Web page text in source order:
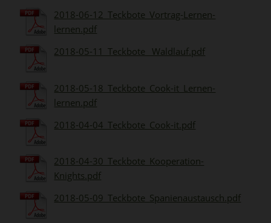
2018-06-12_Teckbote_Vortrag-Lernen-
lernen.pdf
2018-05-11_Teckbote _Waldlauf.pdf
2018-05-18_Teckbote_Cook-it_Lernen-
lernen.pdf
2018-04-04_Teckbote_Cook-it.pdf
2018-04-30_Teckbote_Kooperation-
Knights.pdf
2018-05-09_Teckbote_Spanienaustausch.pdf